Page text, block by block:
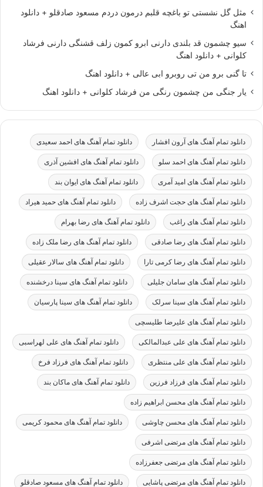
مثل گل نشستی تو باغچه قلبم درمون دردم مسعود صادقلو + دانلود
اهنگ
سیو چشمون قد بلندی دارنی ابرو کمون زلف قشنگی دارنی فرشاد
کلوانی + دانلود اهنگ
تا گنی برو من تی روبرو ابی عالی + دانلود اهنگ
یار جنگی من چشمون رنگی من فرشاد کلوانی + دانلود اهنگ
دانلود تمام آهنگ های آرون افشار دانلود تمام آهنگ های احمد سعیدی
دانلود تمام آهنگ های احمد سلو دانلود تمام آهنگ های افشین آذری
دانلود تمام آهنگ های امید آمری دانلود تمام آهنگ های ایوان بند
دانلود تمام آهنگ های حجت اشرف زاده دانلود تمام آهنگ های حمید هیراد
دانلود تمام آهنگ های راغب دانلود تمام آهنگ های رضا بهرام
دانلود تمام آهنگ های رضا صادقی دانلود تمام آهنگ های رضا ملک زاده
دانلود تمام آهنگ های رضا کرمی تارا دانلود تمام آهنگ های سالار عقیلی
دانلود تمام آهنگ های سامان جلیلی دانلود تمام آهنگ های سینا درخشنده
دانلود تمام آهنگ های سینا سرلک دانلود تمام آهنگ های سینا پارسیان
دانلود تمام آهنگ های علیرضا طلیسچی
دانلود تمام آهنگ های علی عبدالمالکی دانلود تمام آهنگ های علی لهراسبی
دانلود تمام آهنگ های علی منتظری دانلود تمام آهنگ های فرزاد فرخ
دانلود تمام آهنگ های فرزاد فرزین دانلود تمام آهنگ های ماکان بند
دانلود تمام آهنگ های محسن ابراهیم زاده
دانلود تمام آهنگ های محسن چاوشی دانلود تمام آهنگ های محمود کریمی
دانلود تمام آهنگ های مرتضی اشرفی
دانلود تمام آهنگ های مرتضی جعفرزاده
دانلود تمام آهنگ های مرتضی پاشایی دانلود تمام آهنگ های مسعود صادقلو